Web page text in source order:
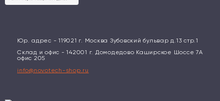
Юр. адрес - 119021 г. Москва Зубовский бульвар д.13 стр.1
Склад и офис - 142001 г. Домодедово Каширское Шоссе 7А
офис 205
info@novotech-shop.ru